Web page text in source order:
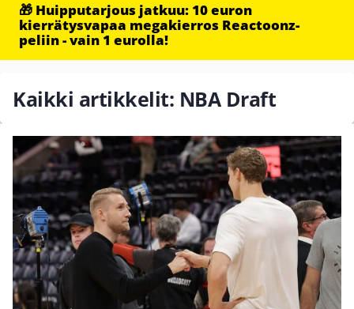
🎁 Huipputarjous jatkuu: 10 euron
kierrätysvapaa megakierros Reactoonz-
peliin - vain 1 eurolla!
Kaikki artikkelit: NBA Draft